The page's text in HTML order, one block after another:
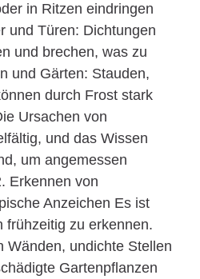
in Ritzen eindringen
und Türen: Dichtungen
und brechen, was zu
und Gärten: Stauden,
durch Frost stark
Ursachen von
und das Wissen
um angemessen
Erkennen von
Anzeichen Es ist
frühzeitig zu erkennen.
Wänden, undichte Stellen
Gartenpflanzen